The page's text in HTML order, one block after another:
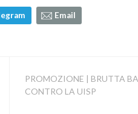
Email
PROMOZIONE | BRUTTA
CONTRO LA UISP